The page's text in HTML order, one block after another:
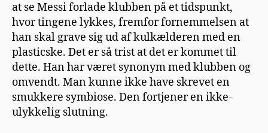
at se Messi forlade klubben på et tidspunkt,
hvor tingene lykkes, fremfor fornemmelsen at
han skal grave sig ud af kulkælderen med en
plasticske. Det er så trist at det er kommet til
dette. Han har været synonym med klubben og
omvendt. Man kunne ikke have skrevet en
smukkere symbiose. Den fortjener en ikke-
ulykkelig slutning.